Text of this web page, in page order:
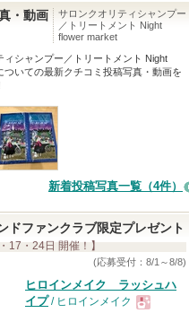
に
登
さ
れ
て
す
・動画
サロンクオリティシャンプー
／トリートメント Night
flower market
ィシャンプー／トリートメント Night
ついての最新クチコミ投稿写真・動画を
新着投稿写真一覧（4件）
ドファンクラブ限定プレゼント
17・24日 開催！】
(応募受付：8/1～8/8)
ヒロインメイク ラッシュハ
イプ/ ヒロインメイク